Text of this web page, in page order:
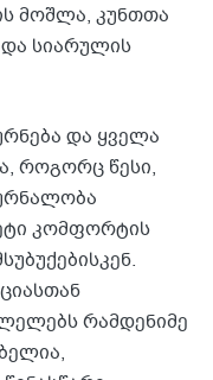
მოშლა, კუნთთა
და სიარულის
და ყველა
როგორც წესი,
კომფორტის
რამდენიმე